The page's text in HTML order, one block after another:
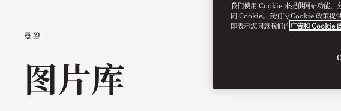
曼谷
图片库
我们使用 Cookie 来提供网站功能，
同 Cookie。我们的 Cookie 政策提
即表示您同意我们的广告和 Cookie